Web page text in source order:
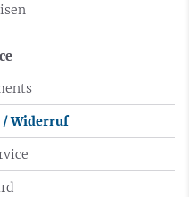
/ Widerruf